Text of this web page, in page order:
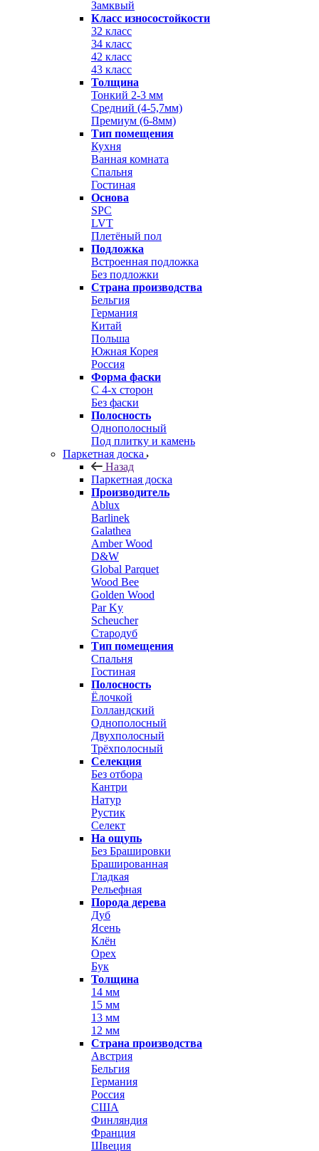
Замквый
Класс износостойкости
32 класс
34 класс
42 класс
43 класс
Толщина
Тонкий 2-3 мм
Средний (4-5,7мм)
Премиум (6-8мм)
Тип помещения
Кухня
Ванная комната
Спальня
Гостиная
Основа
SPC
LVT
Плетёный пол
Подложка
Встроенная подложка
Без подложки
Страна производства
Бельгия
Германия
Китай
Польша
Южная Корея
Россия
Форма фаски
С 4-х сторон
Без фаски
Полосность
Однополосный
Под плитку и камень
Паркетная доска
Назад
Паркетная доска
Производитель
Ablux
Barlinek
Galathea
Amber Wood
D&W
Global Parquet
Wood Bee
Golden Wood
Par Ky
Scheucher
Стародуб
Тип помещения
Спальня
Гостиная
Полосность
Ёлочкой
Голландский
Однополосный
Двухполосный
Трёхполосный
Селекция
Без отбора
Кантри
Натур
Рустик
Селект
На ощупь
Без Брашировки
Брашированная
Гладкая
Рельефная
Порода дерева
Дуб
Ясень
Клён
Орех
Бук
Толщина
14 мм
15 мм
13 мм
12 мм
Страна производства
Австрия
Бельгия
Германия
Россия
США
Финляндия
Франция
Швеция